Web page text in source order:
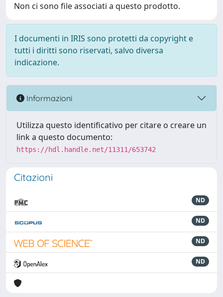
Non ci sono file associati a questo prodotto.
I documenti in IRIS sono protetti da copyright e
tutti i diritti sono riservati, salvo diversa
indicazione.
Informazioni
Utilizza questo identificativo per citare o creare un
link a questo documento:
https://hdl.handle.net/11311/653742
Citazioni
ND
ND
ND
ND